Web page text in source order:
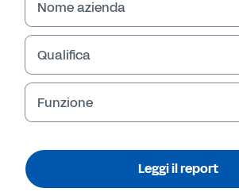
Nome azienda
Qualifica
Funzione
Leggi il report